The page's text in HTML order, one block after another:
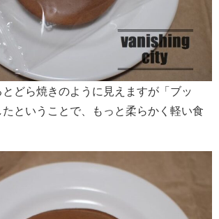
どら焼きのように見えますが「ブッ
ということで、もっと柔らかく軽い食